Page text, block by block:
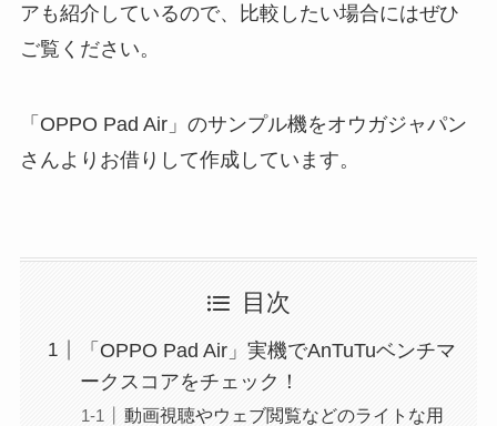
アも紹介しているので、比較したい場合にはぜひ
ご覧ください。
「OPPO Pad Air」のサンプル機をオウガジャパン
さんよりお借りして作成しています。
目次
「OPPO Pad Air」実機でAnTuTuベンチマ
ークスコアをチェック！
動画視聴やウェブ閲覧などのライトな用